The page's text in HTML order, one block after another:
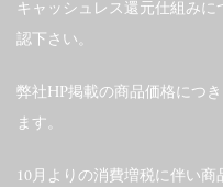
キャッシュレス還元仕組み
認下さい。
弊社HP掲載の商品価格につ
ます。
10月よりの消費増税に伴い